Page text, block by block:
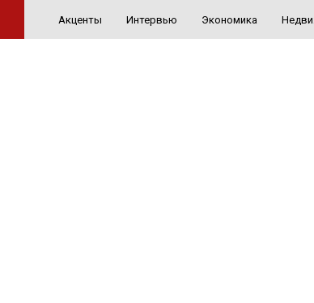
Акценты Интервью Экономика